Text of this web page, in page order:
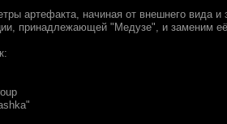
артефакта, начиная от внешнего
принадлежающей "Медузе", и заменим